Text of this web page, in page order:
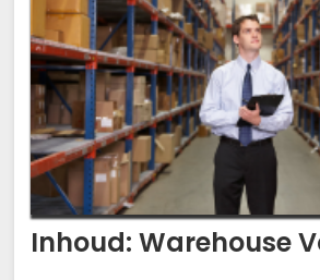
Inhoud: Warehouse